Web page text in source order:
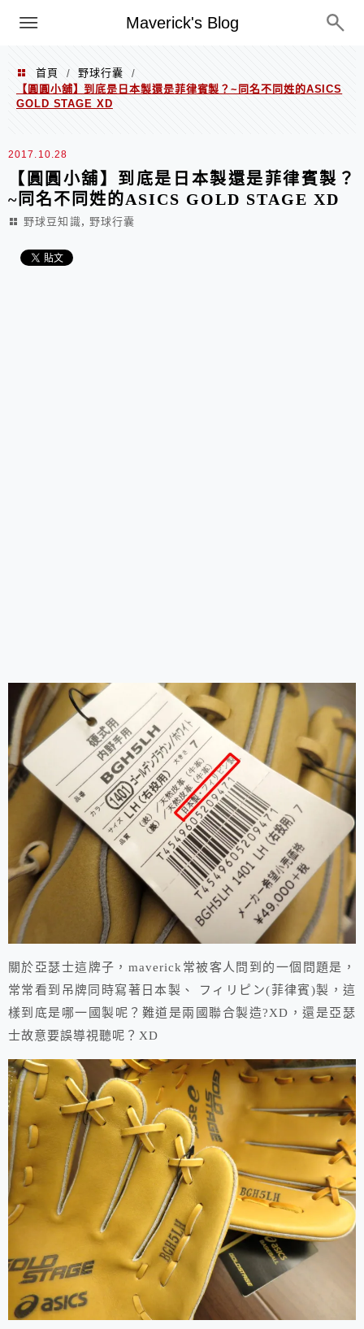
Maverick's Blog
Menu
首頁 / 野球行囊
/
【圓圓小舖】到底是日本製還是菲律賓製？~同名不同姓的ASICS
GOLD STAGE XD
2017.10.28
【圓圓小舖】到底是日本製還是菲律賓製？
~同名不同姓的ASICS GOLD STAGE XD
野球豆知識, 野球行囊
關於亞瑟士這牌子，maverick常被客人問到的一個問題是，
常常看到吊牌同時寫著日本製、 フィリピン(菲律賓)製，這
樣到底是哪一國製呢？難道是兩國聯合製造?XD，還是亞瑟
士故意要誤導視聽呢？XD